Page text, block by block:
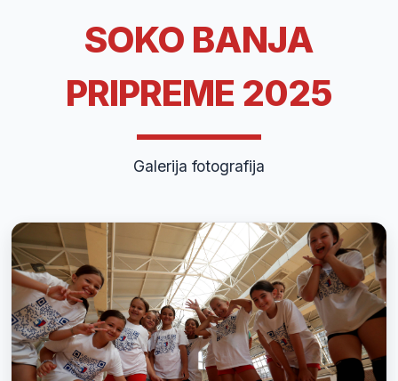
SOKO BANJA
PRIPREME 2025
Galerija fotografija